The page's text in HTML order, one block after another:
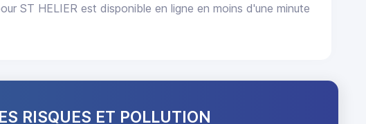
ST HELIER est disponible en ligne en moins d'une minute
RISQUES ET POLLUTION